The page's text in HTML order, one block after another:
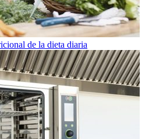
de la dieta diaria